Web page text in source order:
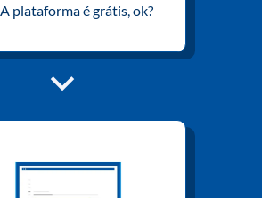
A plataforma é grátis, ok?